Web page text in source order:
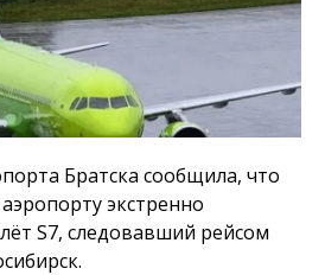
Братска сообщила, что
экстренно
S7, следовавший рейсом